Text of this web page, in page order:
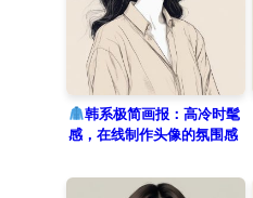
韩系极简画报：高冷时髦
感，在线制作头像的氛围感